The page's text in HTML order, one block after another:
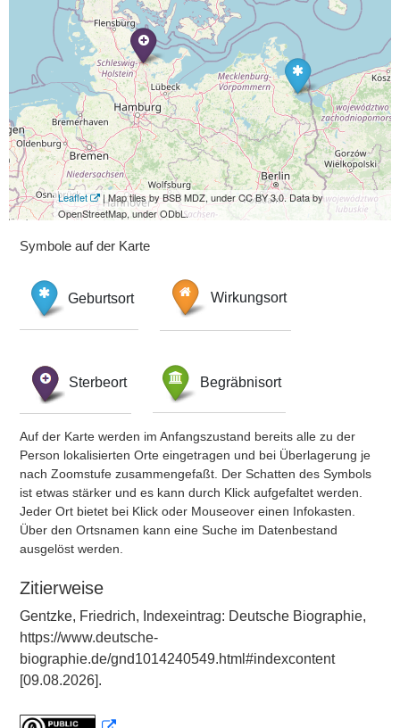
Leaflet
| Map tiles by BSB MDZ, under CC BY 3.0. Data by
OpenStreetMap, under ODbL.
Symbole auf der Karte
Geburtsort Wirkungsort
Sterbeort Begräbnisort
Auf der Karte werden im Anfangszustand bereits alle zu der
Person lokalisierten Orte eingetragen und bei Überlagerung je
nach Zoomstufe zusammengefaßt. Der Schatten des Symbols
ist etwas stärker und es kann durch Klick aufgefaltet werden.
Jeder Ort bietet bei Klick oder Mouseover einen Infokasten.
Über den Ortsnamen kann eine Suche im Datenbestand
ausgelöst werden.
Zitierweise
Gentzke, Friedrich, Indexeintrag: Deutsche Biographie,
https://www.deutsche-
biographie.de/gnd1014240549.html#indexcontent
[09.08.2026].